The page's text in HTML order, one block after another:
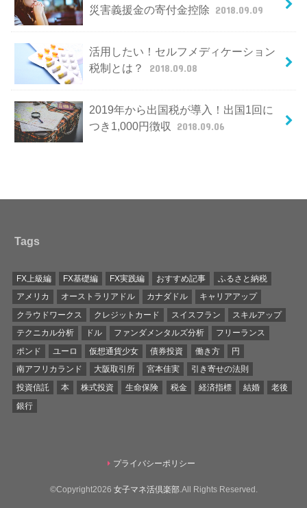
災害義援金の寄付金控除 2018.09.09
活用したい！セルフメディケーション
税制とは？
2018.09.08
2019年から出国税が導入！出国1回に
つき1,000円徴収
2018.09.06
Tags
FX上級編 FX基礎編 FX実践編 おすすめ記事
ふるさと納税
アメリカ
オーストラリアドル カナダドル
キャリアアップ
クラウドワークス
クレジットカード スイスフラン
スキルアップ
テクニカル分析
ドル ファンダメンタルズ分析
フリーランス
ポンド
ユーロ 仮想通貨少女 債券投資 働き方
円
南アフリカランド
大阪取引所 宮本佳実
引き寄せの法則
投資信託
本 株式投資 生命保険 税金 経済指標 結婚
老後
銀行
プライバシーポリシー
©Copyright2026 女子マネ活倶楽部.All Rights Reserved.